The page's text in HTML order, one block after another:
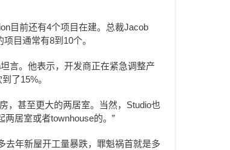
目前还有4个项目在建。总裁Jacob
目通常有8到10个。
言。他表示，开发商正在紧急调整产
了15%。
，甚至更大的两居室。当然，Studio也
居室或者townhouse的。”
去年新屋开工量暴跌，罪魁祸首就是多